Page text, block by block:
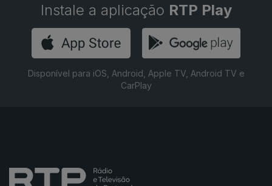
Instale a aplicação RTP Play
Disponível para iOS, Android, Apple TV, Android TV e
CarPlay